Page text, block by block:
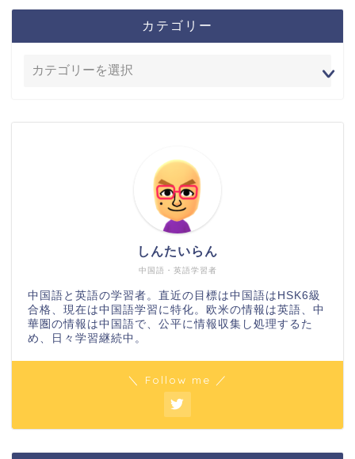
カテゴリー
中国語・英語学習者
しんたいらん
中国語と英語の学習者。直近の目標は中国語はHSK6級
合格、現在は中国語学習に特化。欧米の情報は英語、中
華圏の情報は中国語で、公平に情報収集し処理するた
め、日々学習継続中。
＼ Follow me ／